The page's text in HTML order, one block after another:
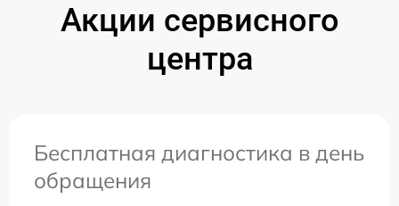
Акции сервисного
центра
Бесплатная диагностика в день
обращения